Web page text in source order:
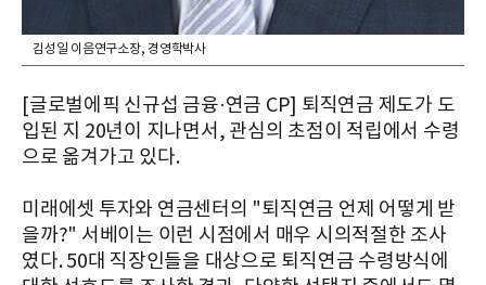
김성일 이음연구소장, 경영학박사
[글로벌에픽 신규섭 금융·연금 CP] 퇴직연금 제도가 도
입된 지 20년이 지나면서, 관심의 초점이 적립에서 수령
으로 옮겨가고 있다.
미래에셋 투자와 연금센터의 "퇴직연금 언제 어떻게 받
을까?" 서베이는 이런 시점에서 매우 시의적절한 조사
였다. 50대 직장인들을 대상으로 퇴직연금 수령방식에